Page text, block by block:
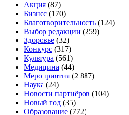
Акция (87)
Бизнес (170)
Благотворительность (124)
Выбор редакции (259)
Здоровье (32)
Конкурс (317)
Культура (561)
Медицина (44)
Мероприятия (2 887)
Наука (24)
Новости партнёров (104)
Новый год (35)
Образование (772)